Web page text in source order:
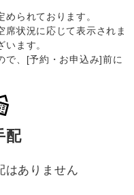
られております。
席状況に応じて表示されま
ます。
で、[予約・お申込み]前に
配
はありません